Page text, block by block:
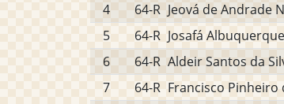
4
64-R Jeová de Andrade
5
64-R Josafá
6
64-R Aldeir Santos da
7
64-R Francisco Pinheiro